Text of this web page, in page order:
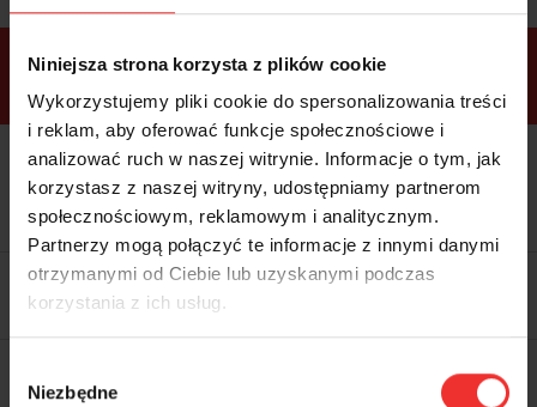
Niniejsza strona korzysta z plików cookie
Wykorzystujemy pliki cookie do spersonalizowania treści
i reklam, aby oferować funkcje społecznościowe i
analizować ruch w naszej witrynie. Informacje o tym, jak
korzystasz z naszej witryny, udostępniamy partnerom
społecznościowym, reklamowym i analitycznym.
Partnerzy mogą połączyć te informacje z innymi danymi
otrzymanymi od Ciebie lub uzyskanymi podczas
korzystania z ich usług.
zgody
Niezbędne
ramach
pakietów
VIP Premium
Kolacja z prelegentami i before
party (Hotel Sheraton, 27.10) tylko
wbilecie ALLPASS VIP
Dostępne
tylko w
bilecie
ALLPASS
VIP
Dedykowana strefa VIP z
możliwością networkingu z
prelegentami i wystawcami w
WARTOŚĆ: 1970 zł